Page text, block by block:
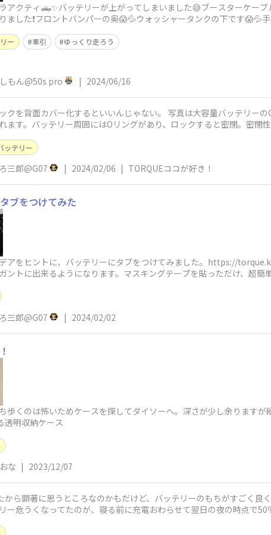
アクティ🛻✨バッテリーが上がってしまいました😅ブースターケー
ました❗フロントバンパーの奥😱💦ウォッシャータンクの下です😱💦
ー 牽引 ゆっくり走ろう
もん@50s pro | 2024/06/16
クを背面カバー化するといいんじゃない。 写真は大容量バッテリー
ます。バッテリー周囲にはOリングがあり、ロックすると密閉。密閉
ッテリー
三郎@G07 | 2024/02/06 | TORQUEココが好き！
ブをつけてみた
アをヒントに、バッテリーにタブをつけてみました。https://
ントに出来るようになります。マスキングテープを貼っただけ、超簡単
三郎@G07 | 2024/02/02
歩くのは怖いためケースを探してダイソーへ。深さが少し余ります
明収納ケース
な | 2023/12/07
から顕著に思うところなのかもだけど、バッテリーのもちがすごく良
ー危うくなってたのが、寝る前に充電おわらせて翌日の夜の時点で